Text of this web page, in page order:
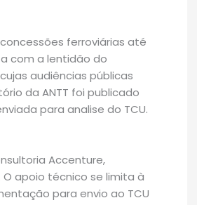
ferroviárias até
com a lentidão do
audiências públicas
da ANTT foi publicado
para analise do TCU.
Accenture,
apoio técnico se limita à
para envio ao TCU